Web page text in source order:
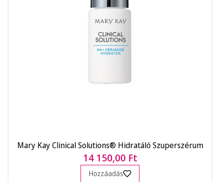
Mary Kay Clinical Solutions® Hidratáló Szuperszérum
14 150,00 Ft
Hozzáadás